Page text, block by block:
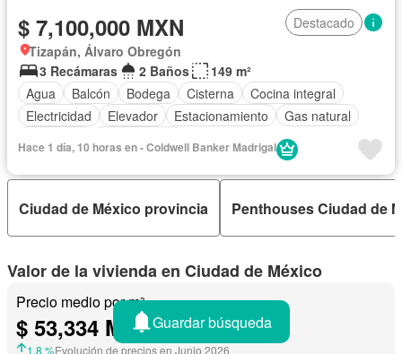
$ 7,100,000 MXN
Destacado
Tizapán, Álvaro Obregón
3 Recámaras
2 Baños
149 m²
Agua
Balcón Bodega Cisterna
Cocina integral
Electricidad
Elevador Estacionamiento
Gas natural
Hace 1 día, 10 horas en - Coldwell Banker Madrigal
Ciudad de México provincia Penthouses Ciudad de
Valor de la vivienda en Ciudad de México
Precio medio por m²
$ 53,334 MXN/m²
1.8 %Evolución de precios en Junio 2026
Guardar búsqueda